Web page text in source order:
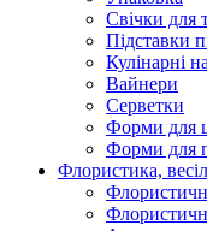
Свічки для
Підставки
Кулінарні
Вайнери
Серветки
Форми для
Форми для
Флористика,